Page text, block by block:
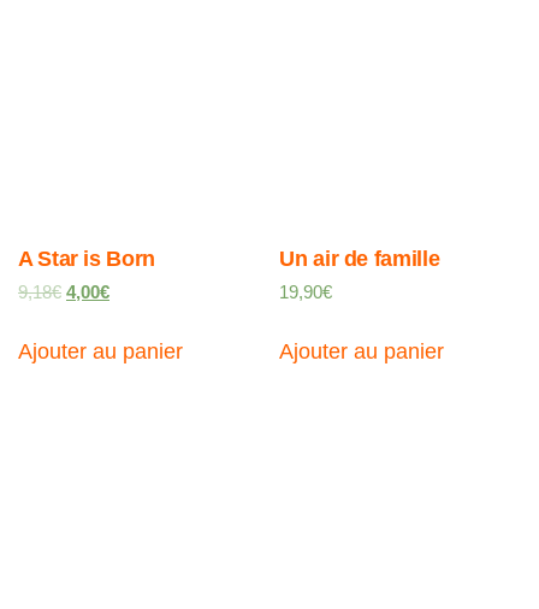
A Star is Born
9,18€ 4,00€
Ajouter au panier
Un air de famille
19,90€
Ajouter au panier